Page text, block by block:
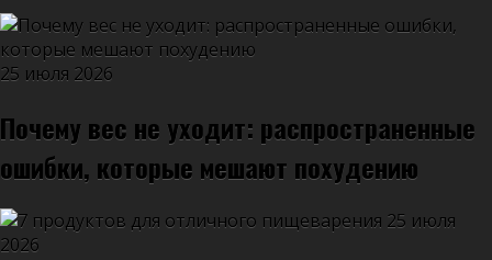
25 июля 2026
Почему вес не уходит: распространенные
ошибки, которые мешают похудению
25 июля
2026